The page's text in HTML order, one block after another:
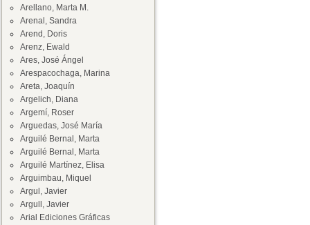
Arellano, Marta M.
Arenal, Sandra
Arend, Doris
Arenz, Ewald
Ares, José Ángel
Arespacochaga, Marina
Areta, Joaquín
Argelich, Diana
Argemí, Roser
Arguedas, José María
Arguilé Bernal, Marta
Arguilé Bernal, Marta
Arguilé Martínez, Elisa
Arguimbau, Miquel
Argul, Javier
Argull, Javier
Arial Ediciones Gráficas